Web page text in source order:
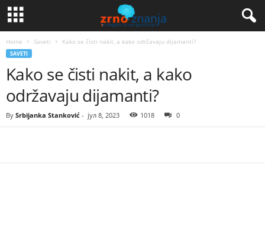
Home Saveti Kako se čisti nakit, a kako održavaju dijamanti?
SAVETI
Kako se čisti nakit, a kako
održavaju dijamanti?
By Srbijanka Stanković - јул 8, 2023 1018 0